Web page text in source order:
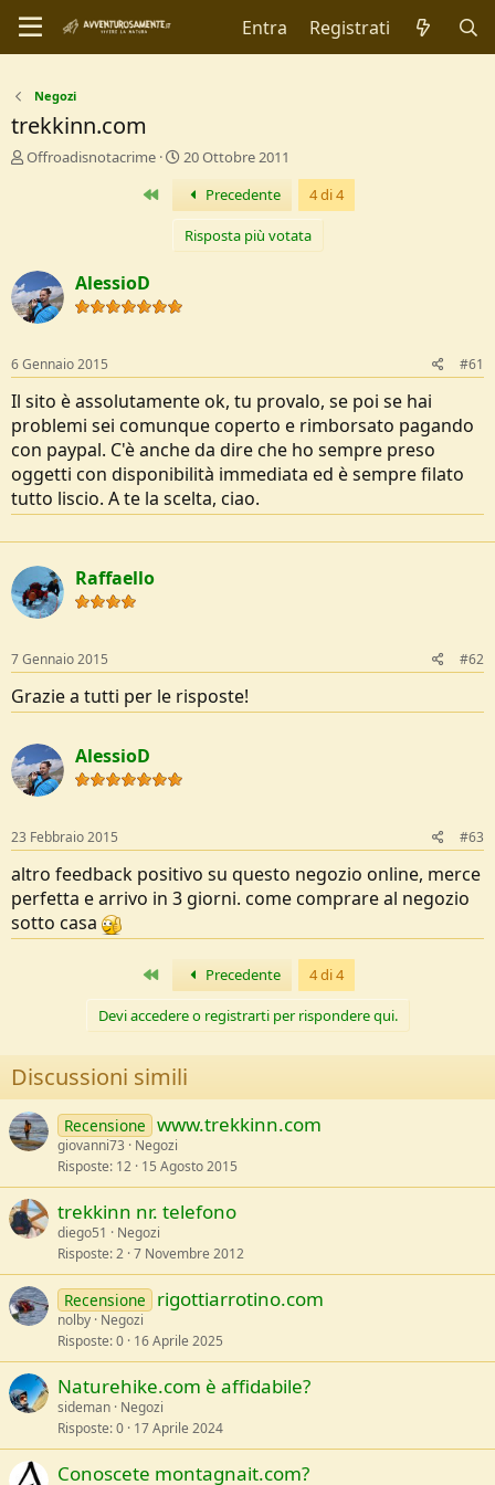
Entra Registrati
Negozi
trekkinn.com
C
r
e
D
s
c
u
s
s
i
o
n
e
Offroadisnotacrime
D
a
d
o
20 Ottobre 2011
Primo Precedente 4 di 4
Risposta più votata
AlessioD
6 Gennaio 2015 #61
Il sito è assolutamente ok, tu provalo, se poi se hai
problemi sei comunque coperto e rimborsato pagando
con paypal. C'è anche da dire che ho sempre preso
oggetti con disponibilità immediata ed è sempre filato
tutto liscio. A te la scelta, ciao.
Raffaello
7 Gennaio 2015 #62
Grazie a tutti per le risposte!
AlessioD
23 Febbraio 2015 #63
altro feedback positivo su questo negozio online, merce
perfetta e arrivo in 3 giorni. come comprare al negozio
sotto casa
Primo Precedente 4 di 4
Devi accedere o registrarti per rispondere qui.
Discussioni simili
Recensione www.trekkinn.com
giovanni73
Negozi
Risposte 12 15 Agosto 2015
trekkinn nr. telefono
diego51
Negozi
Risposte 2 7 Novembre 2012
Recensione rigottiarrotino.com
nolby Negozi
Risposte 0 16 Aprile 2025
Naturehike.com è affidabile?
sideman Negozi
Risposte 0 17 Aprile 2024
Conoscete montagnait.com?